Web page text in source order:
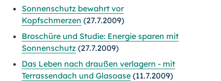
Sonnenschutz bewahrt vor
Kopfschmerzen (27.7.2009)
Broschüre und Studie: Energie sparen mit
Sonnenschutz (27.7.2009)
Das Leben nach draußen verlagern - mit
Terrassendach und Glasoase (11.7.2009)